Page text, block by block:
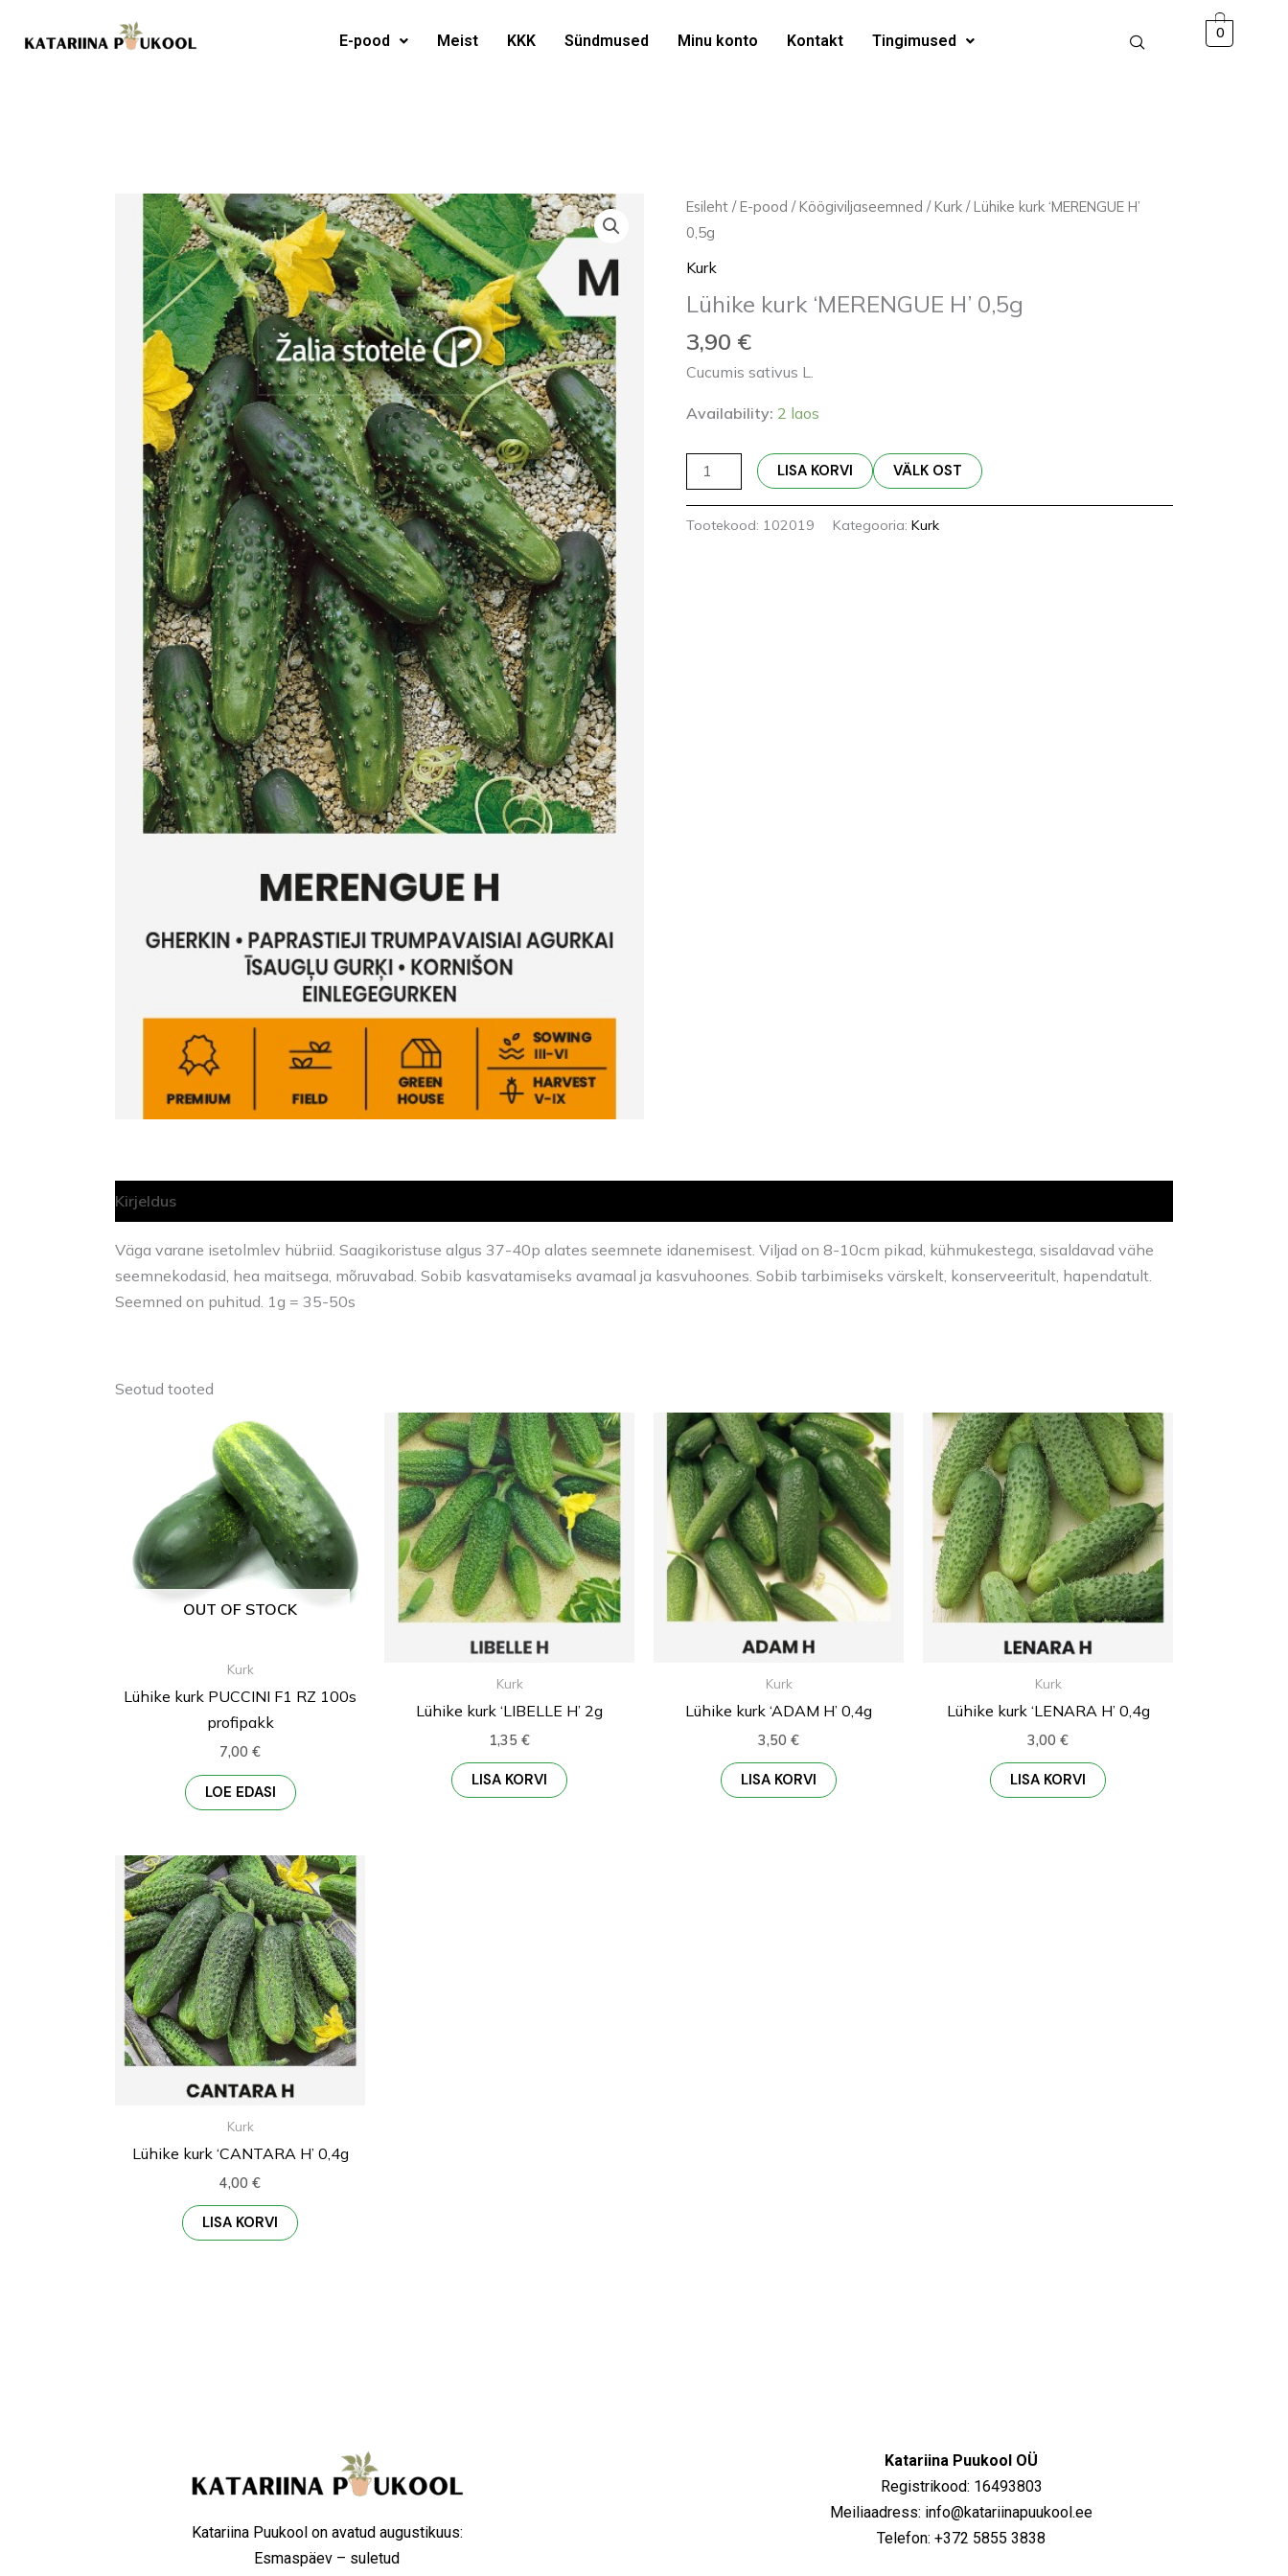
E-pood Meist KKK Sündmused Minu konto Kontakt Tingimused 0
Esileht /E-pood /Köögiviljaseemned /Kurk / Lühike kurk ‘MERENGUE H’
0,5g
Kurk
Lühike kurk ‘MERENGUE H’ 0,5g
3,90 €
Cucumis sativus L.
Availability: 2 laos
Lühike
kurk
'MERENGUE
0,5g
kogus
LISA KORVI VÄLK OST
Tootekood: 102019 Kategooria:Kurk
Kirjeldus
Väga varane isetolmlev hübriid. Saagikoristuse algus 37-40p alates seemnete idanemisest. Viljad on 8-10cm pikad, kühmukestega, sisaldavad vähe
seemnekodasid, hea maitsega, mõruvabad. Sobib kasvatamiseks avamaal ja kasvuhoones. Sobib tarbimiseks värskelt, konserveeritult, hapendatult.
Seemned on puhitud. 1g = 35-50s
Seotud tooted
OUT OF STOCK
Kurk
Lühike kurk PUCCINI F1 RZ 100s
profipakk
7,00 €
LOE EDASI
Kurk
Lühike kurk ‘LIBELLE H’ 2g
1,35 €
LISA KORVI
Kurk
Lühike kurk ‘ADAM H’ 0,4g
3,50 €
LISA KORVI
Kurk
Lühike kurk ‘LENARA H’ 0,4g
3,00 €
LISA KORVI
Kurk
Lühike kurk ‘CANTARA H’ 0,4g
4,00 €
LISA KORVI
Katariina Puukool on avatud augustikuus:
Esmaspäev – suletud
Katariina Puukool OÜ
Registrikood: 16493803
Meiliaadress: info@katariinapuukool.ee
Telefon: +372 5855 3838
0,5g